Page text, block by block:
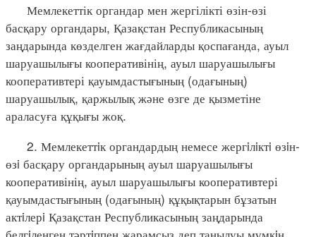
Мемлекеттік органдар мен жергілікті өзін-өзі
басқару органдары, Қазақстан Республикасының
заңдарында көзделген жағдайларды қоспағанда, ауыл
шаруашылығы кооперативінің, ауыл шаруашылығы
кооперативтері қауымдастығының (одағының)
шаруашылық, қаржылық және өзге де қызметіне
араласуға құқығы жоқ.
2. Мемлекеттiк органдардың немесе жергiлiктi өзiн-
өзi басқару органдарының ауыл шаруашылығы
кооперативінің, ауыл шаруашылығы кооперативтері
қауымдастығының (одағының) құқықтарын бұзатын
актiлерi Қазақстан Республикасының заңдарында
белгiленген тәртiппен жарамсыз деп танылуы мүмкiн.